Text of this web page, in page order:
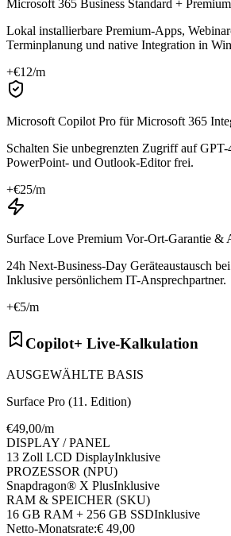
Microsoft 365 Business Standard +
Lokal installierbare Premium-Apps,
Terminplanung und native Integration in
+€12/m
Microsoft Copilot Pro für Microsoft 365
Schalten Sie unbegrenzten Zugriff auf
PowerPoint- und Outlook-Editor frei.
+€25/m
Surface Love Premium Vor-Ort-Garantie &
24h Next-Business-Day Geräteaustausch
Inklusive persönlichem IT-Ansprechpartner.
+€5/m
Copilot+ Live-Kalkulation
AUSGEWÄHLTE BASIS
Surface Pro (11. Edition)
€49,00/m
DISPLAY / PANEL
13 Zoll LCD DisplayInklusive
PROZESSOR (NPU)
Snapdragon® X PlusInklusive
RAM & SPEICHER (SKU)
16 GB RAM + 256 GB SSDInklusive
Netto-Monatsrate:€ 49,00